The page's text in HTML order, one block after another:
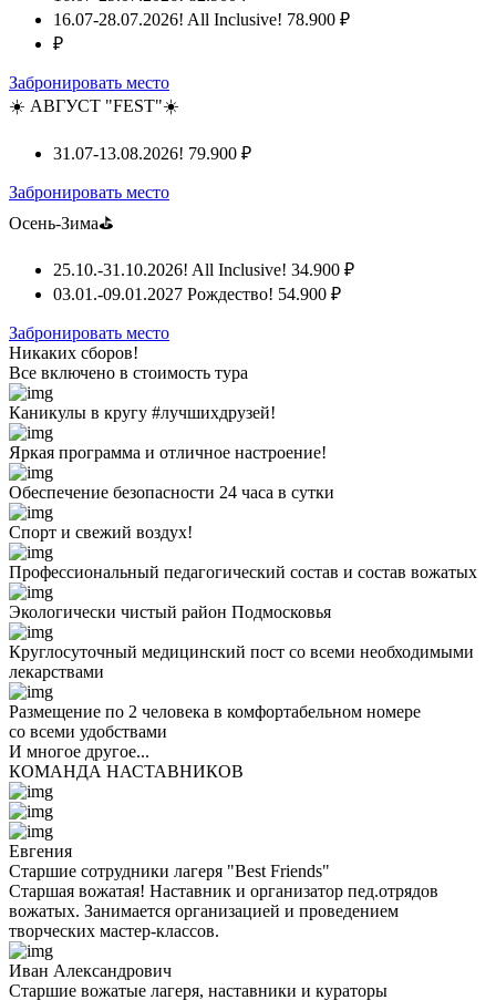
16.07-28.07.2026! All Inclusive! 78.900 ₽
₽
Забронировать место
☀️ АВГУСТ "FEST"☀️
31.07-13.08.2026! 79.900 ₽
Забронировать место
Осень-Зима⛳
25.10.-31.10.2026! All Inclusive! 34.900 ₽
03.01.-09.01.2027 Рождество! 54.900 ₽
Забронировать место
Никаких сборов!
Все включено в стоимость тура
Каникулы в кругу #лучшихдрузей!
Яркая программа и отличное настроение!
Обеспечение безопасности 24 часа в сутки
Спорт и свежий воздух!
Профессиональный педагогический состав и состав вожатых
Экологически чистый район Подмосковья
Круглосуточный медицинский пост со всеми необходимыми
лекарствами
Размещение по 2 человека в комфортабельном номере
со всеми удобствами
И многое другое...
КОМАНДА НАСТАВНИКОВ
Евгения
Старшие сотрудники лагеря "Best Friends"
Старшая вожатая! Наставник и организатор пед.отрядов
вожатых. Занимается организацией и проведением
творческих мастер-классов.
Иван Александрович
Старшие вожатые лагеря, наставники и кураторы